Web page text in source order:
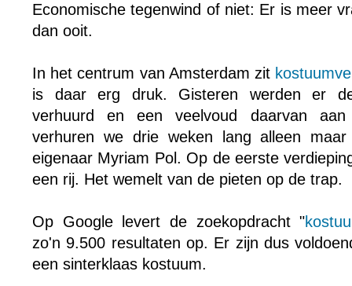
Economische tegenwind of niet: Er is meer
dan ooit.
In het centrum van Amsterdam zit
is daar erg druk. Gisteren werden er
verhuurd en een veelvoud daarvan aan
verhuren we drie weken lang alleen maar
eigenaar Myriam Pol. Op de eerste
een rij. Het wemelt van de pieten op de trap.
Op Google levert de zoekopdracht "
zo'n 9.500 resultaten op. Er zijn dus
een sinterklaas kostuum.